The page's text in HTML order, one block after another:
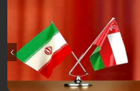
أن المفاوضات الجارية بشأن مضيق هرمز تجري